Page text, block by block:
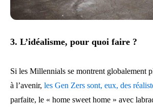
3. L’idéalisme, pour quoi faire ?
Si les Millennials se montrent globalement
à l’avenir, les Gen Zers sont, eux, des
parfaite, le « home sweet home » avec